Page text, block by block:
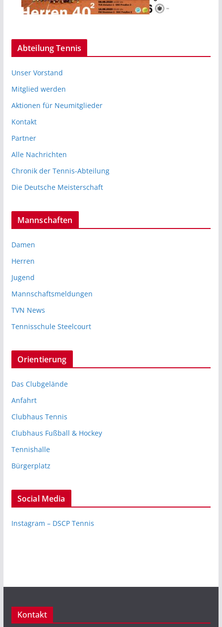
Abteilung Tennis
Unser Vorstand
Mitglied werden
Aktionen für Neumitglieder
Kontakt
Partner
Alle Nachrichten
Chronik der Tennis-Abteilung
Die Deutsche Meisterschaft
Mannschaften
Damen
Herren
Jugend
Mannschaftsmeldungen
TVN News
Tennisschule Steelcourt
Orientierung
Das Clubgelände
Anfahrt
Clubhaus Tennis
Clubhaus Fußball & Hockey
Tennishalle
Bürgerplatz
Social Media
Instagram – DSCP Tennis
Kontakt